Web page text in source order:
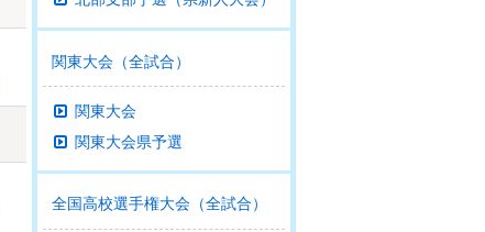
関東大会（全試合）
関東大会
関東大会県予選
全国高校選手権大会（全試合）